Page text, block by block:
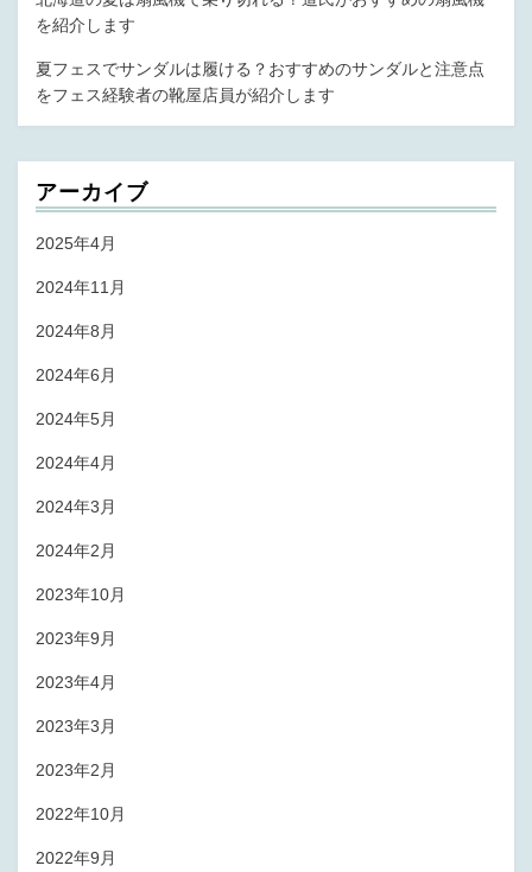
を紹介します
夏フェスでサンダルは履ける？おすすめのサンダルと注意点
をフェス経験者の靴屋店員が紹介します
アーカイブ
2025年4月
2024年11月
2024年8月
2024年6月
2024年5月
2024年4月
2024年3月
2024年2月
2023年10月
2023年9月
2023年4月
2023年3月
2023年2月
2022年10月
2022年9月